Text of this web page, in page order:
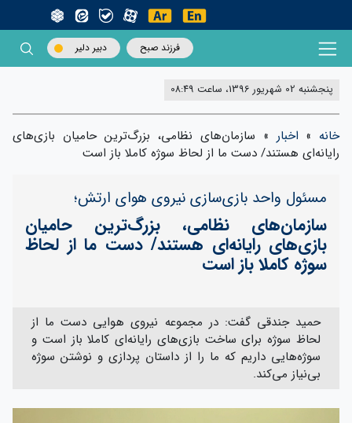
فرزند صبح دبیر دلیر
پنجشنبه 02 شهریور 1396، ساعت 08:49
خانه » اخبار » سازمان‌های نظامی، بزرگ‌ترین حامیان بازی‌های
رایانه‌ای هستند/ دست ما از لحاظ سوژه کاملا باز است
مسئول واحد بازی‌سازی نیروی هوای ارتش؛
سازمان‌های نظامی، بزرگ‌ترین حامیان
بازی‌های رایانه‌ای هستند/ دست ما از لحاظ
سوژه کاملا باز است
حمید جندقی گفت: در مجموعه نیروی هوایی دست ما از
لحاظ سوژه برای ساخت بازی‌های رایانه‌ای کاملا باز است و
سوژه‌هایی داریم که ما را از داستان پردازی و نوشتن سوژه
بی‌نیاز می‌کند.